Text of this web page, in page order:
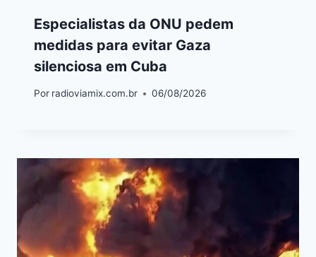
Especialistas da ONU pedem
medidas para evitar Gaza
silenciosa em Cuba
Por radioviamix.com.br 06/08/2026